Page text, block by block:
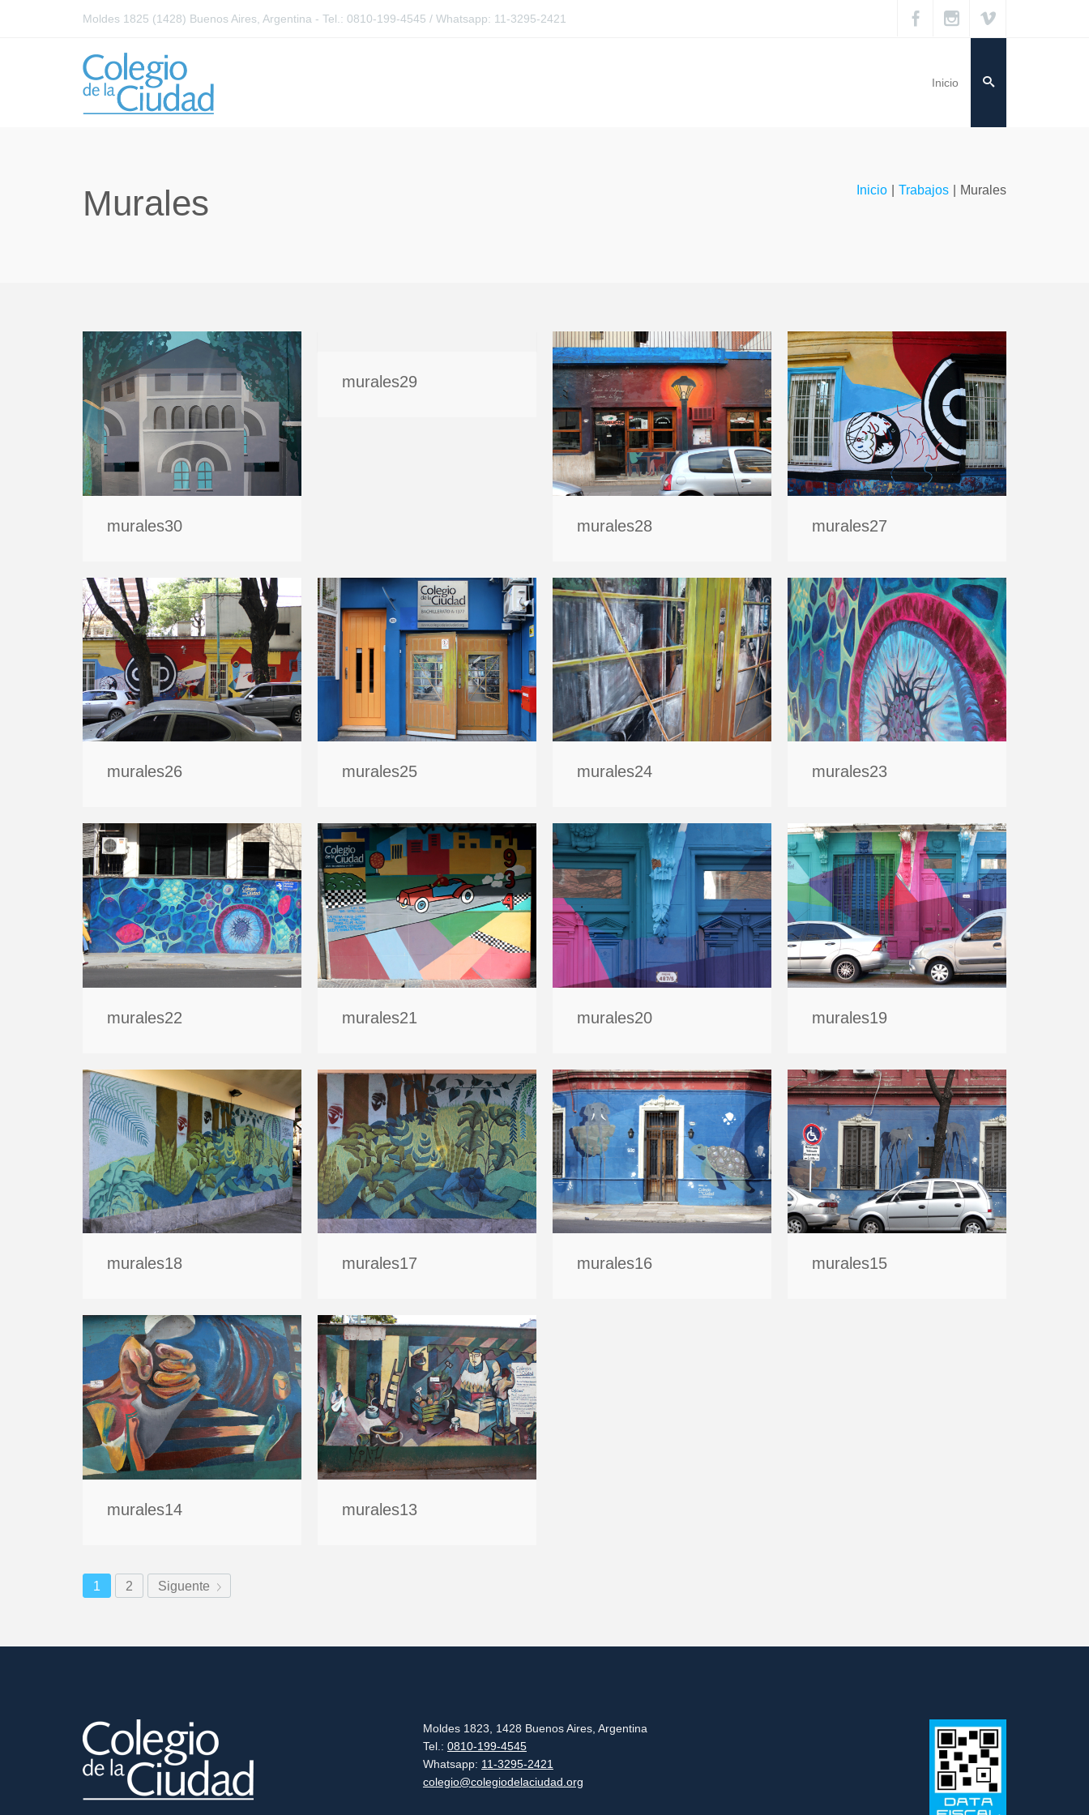
Moldes 1825 (1428) Buenos Aires, Argentina - Tel.: 0810-199-4545 / Whatsapp: 11-3295-2421
Inicio
Murales Inicio Trabajos Murales
murales30
murales29
murales28 murales27
murales26 murales25 murales24 murales23
murales22 murales21 murales20 murales19
murales18 murales17 murales16 murales15
murales14 murales13
1 2 Siguente
Moldes 1823, 1428 Buenos Aires, Argentina
Tel.: 0810-199-4545
Whatsapp: 11-3295-2421
colegio@colegiodelaciudad.org